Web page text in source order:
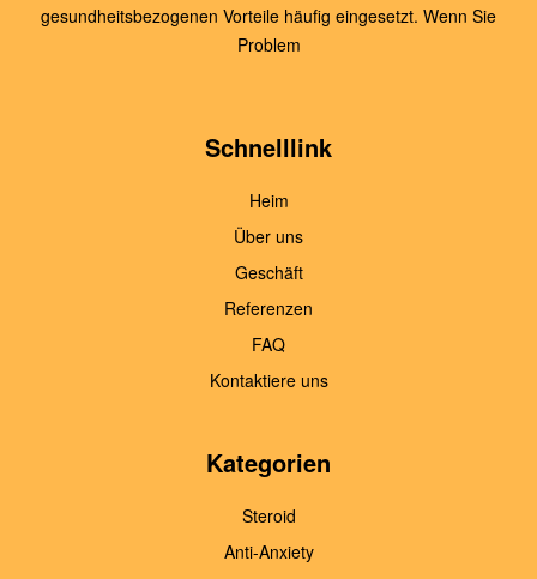
gesundheitsbezogenen Vorteile häufig eingesetzt. Wenn Sie
Problem
Schnelllink
Heim
Über uns
Geschäft
Referenzen
FAQ
Kontaktiere uns
Kategorien
Steroid
Anti-Anxiety